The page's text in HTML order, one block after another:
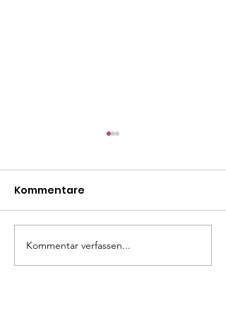
Kommentare
Kommentar verfassen...